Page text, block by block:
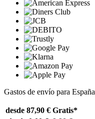
Gastos de envío para España
desde 87,90 € Gratis*